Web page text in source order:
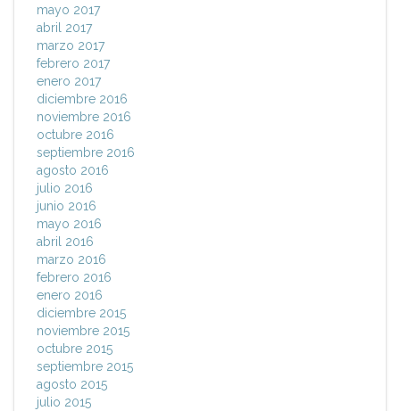
mayo 2017
abril 2017
marzo 2017
febrero 2017
enero 2017
diciembre 2016
noviembre 2016
octubre 2016
septiembre 2016
agosto 2016
julio 2016
junio 2016
mayo 2016
abril 2016
marzo 2016
febrero 2016
enero 2016
diciembre 2015
noviembre 2015
octubre 2015
septiembre 2015
agosto 2015
julio 2015